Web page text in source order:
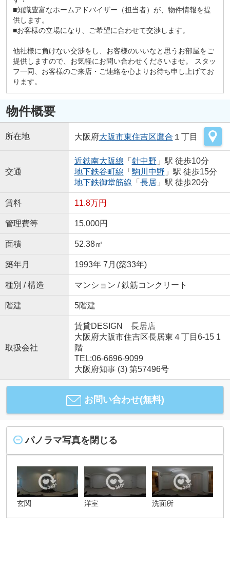
■知識豊富なホームアドバイザー（担当者）が、物件情報を提
供します。
■お客様の立場になり、ご希望に合わせて交渉します。
他社様に負けない交渉をし、お客様のいいなと思うお部屋をご
提供しますので、お気軽にお問い合わせくださいませ。 スタッ
フ一同、お客様のご来店・ご連絡を心よりお待ち申し上げてお
ります。
物件概要
所在地 大阪府大阪市東住吉区鷹合 １丁目
交通
近鉄南大阪線 「 針中野 」駅 徒歩10分
地下鉄谷町線 「駒川中野 」駅 徒歩15分
地下鉄御堂筋線 「 長居」駅 徒歩20分
賃料 11.8万円
管理費等 15,000円
面積 52.38㎡
築年月 1993年 7月(築33年)
種別 / 構造 マンション / 鉄筋コンクリート
階建 5階建
取扱会社
賃貸DESIGN 長居店
大阪府大阪市住吉区長居東４丁目6-15 1
階
TEL:06-6696-9099
大阪府知事 (3) 第57496号
お問い合わせ(無料)
パノラマ写真を閉じる
玄関 洋室 洗面所